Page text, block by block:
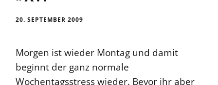
20. SEPTEMBER 2009
Morgen ist wieder Montag und damit
beginnt der ganz normale
Wochentagsstress wieder. Bevor ihr aber